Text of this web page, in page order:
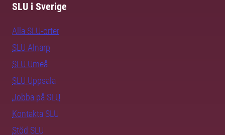
SLU i Sverige
Alla SLU-orter
SLU Alnarp
SLU Umeå
SLU Uppsala
Jobba på SLU
Kontakta SLU
Stöd SLU